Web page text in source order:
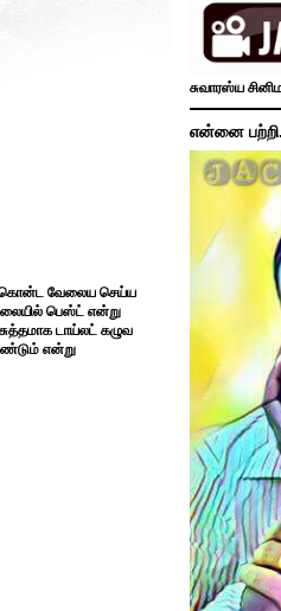
வேலைய செய்ய
பெஸ்ட் என்று
டாய்லட் கழுவ
என்று
சுவாரஸ்ய
என்னை